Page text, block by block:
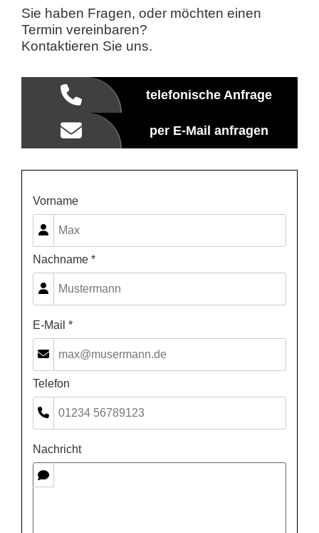
Sie haben Fragen, oder möchten einen
Termin vereinbaren?
Kontaktieren Sie uns.
telefonische Anfrage
per E-Mail anfragen
Vorname
Nachname *
E-Mail *
Telefon
Nachricht